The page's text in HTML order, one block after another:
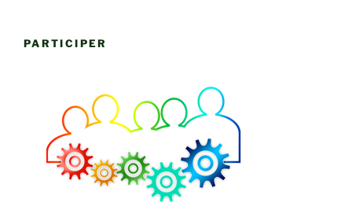
PARTICIPER